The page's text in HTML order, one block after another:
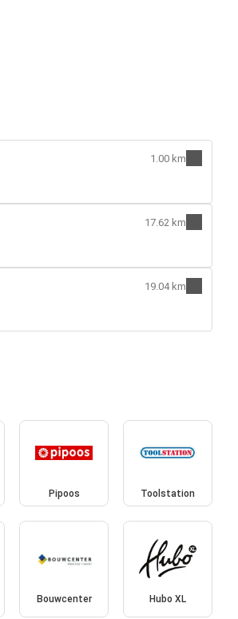
1.00 km
17.62 km
19.04 km
Pipoos Toolstation
Bouwcenter Hubo XL